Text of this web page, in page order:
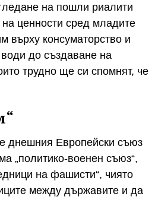
на пошли риалити
ценности сред младите
върху консуматорство и
до създаване на
трудно ще си спомнят, че
днешния Европейски съюз
„политико-военен съюз“,
на фашисти“, чиято
между държавите и да